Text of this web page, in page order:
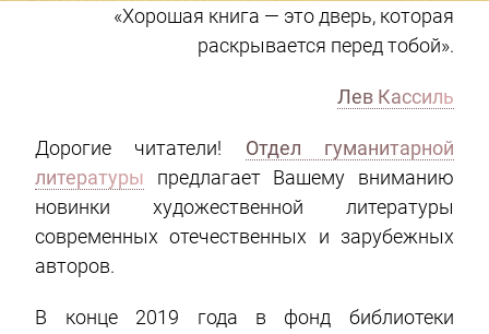
«Хорошая книга — это дверь, которая
раскрывается перед тобой».
Лев Кассиль
Дорогие читатели! Отдел гуманитарной
литературы предлагает Вашему вниманию
новинки художественной литературы
современных отечественных и зарубежных
авторов.
В конце 2019 года в фонд библиотеки